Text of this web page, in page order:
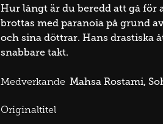
Hur långt är du beredd att gå för
brottas med paranoia på grund
och sina döttrar. Hans drastiska
snabbare takt.
Medverkande Mahsa Rostami
Originaltitel